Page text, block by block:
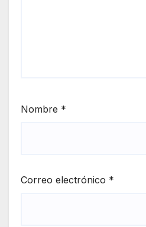
Nombre *
Correo electrónico *